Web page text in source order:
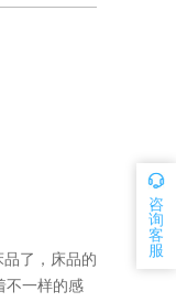
了，床品的
不一样的感
咨
询
客
服